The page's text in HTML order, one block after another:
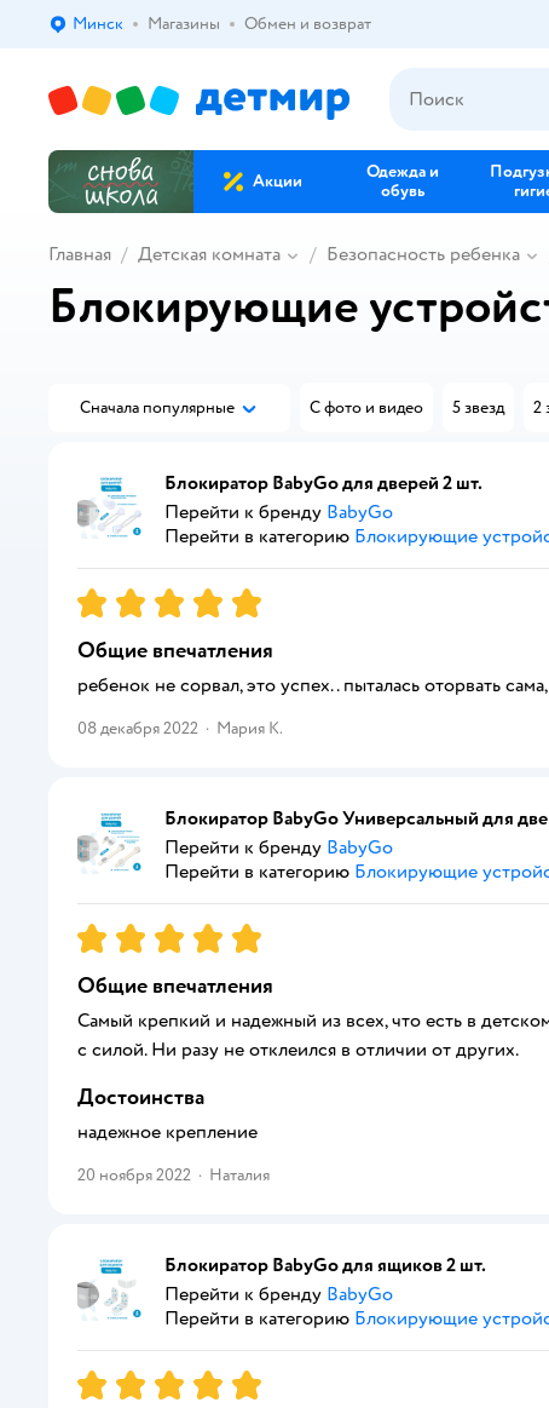
Выбор адреса доставки.
Минск Магазины Обмен и возврат
Акции
Одежда и
обувь
Главная Детская комната Безопасность ребенка
Блокирующие
Сначала популярные С фото и видео 5 звезд 2
Блокиратор BabyGo для дверей 2 шт.
Перейти к бренду BabyGo
Перейти в категорию Блокирующие
Рейтинг:5
Общие впечатления
ребенок не сорвал, это успех.. пыталась оторвать
08 декабря 2022 · Мария К.
Блокиратор BabyGo Универсальный для
Перейти к бренду BabyGo
Перейти в категорию Блокирующие
Рейтинг:5
Общие впечатления
Самый крепкий и надежный из всех, что есть в
с силой. Ни разу не отклеился в отличии от других.
Достоинства
надежное крепление
20 ноября 2022 · Наталия
Блокиратор BabyGo для ящиков 2 шт.
Перейти к бренду BabyGo
Перейти в категорию Блокирующие
Рейтинг:5